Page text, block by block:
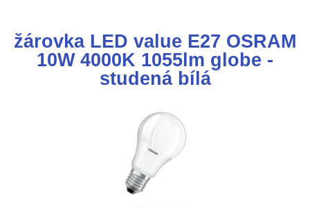
žárovka LED value E27 OSRAM
10W 4000K 1055lm globe -
studená bílá